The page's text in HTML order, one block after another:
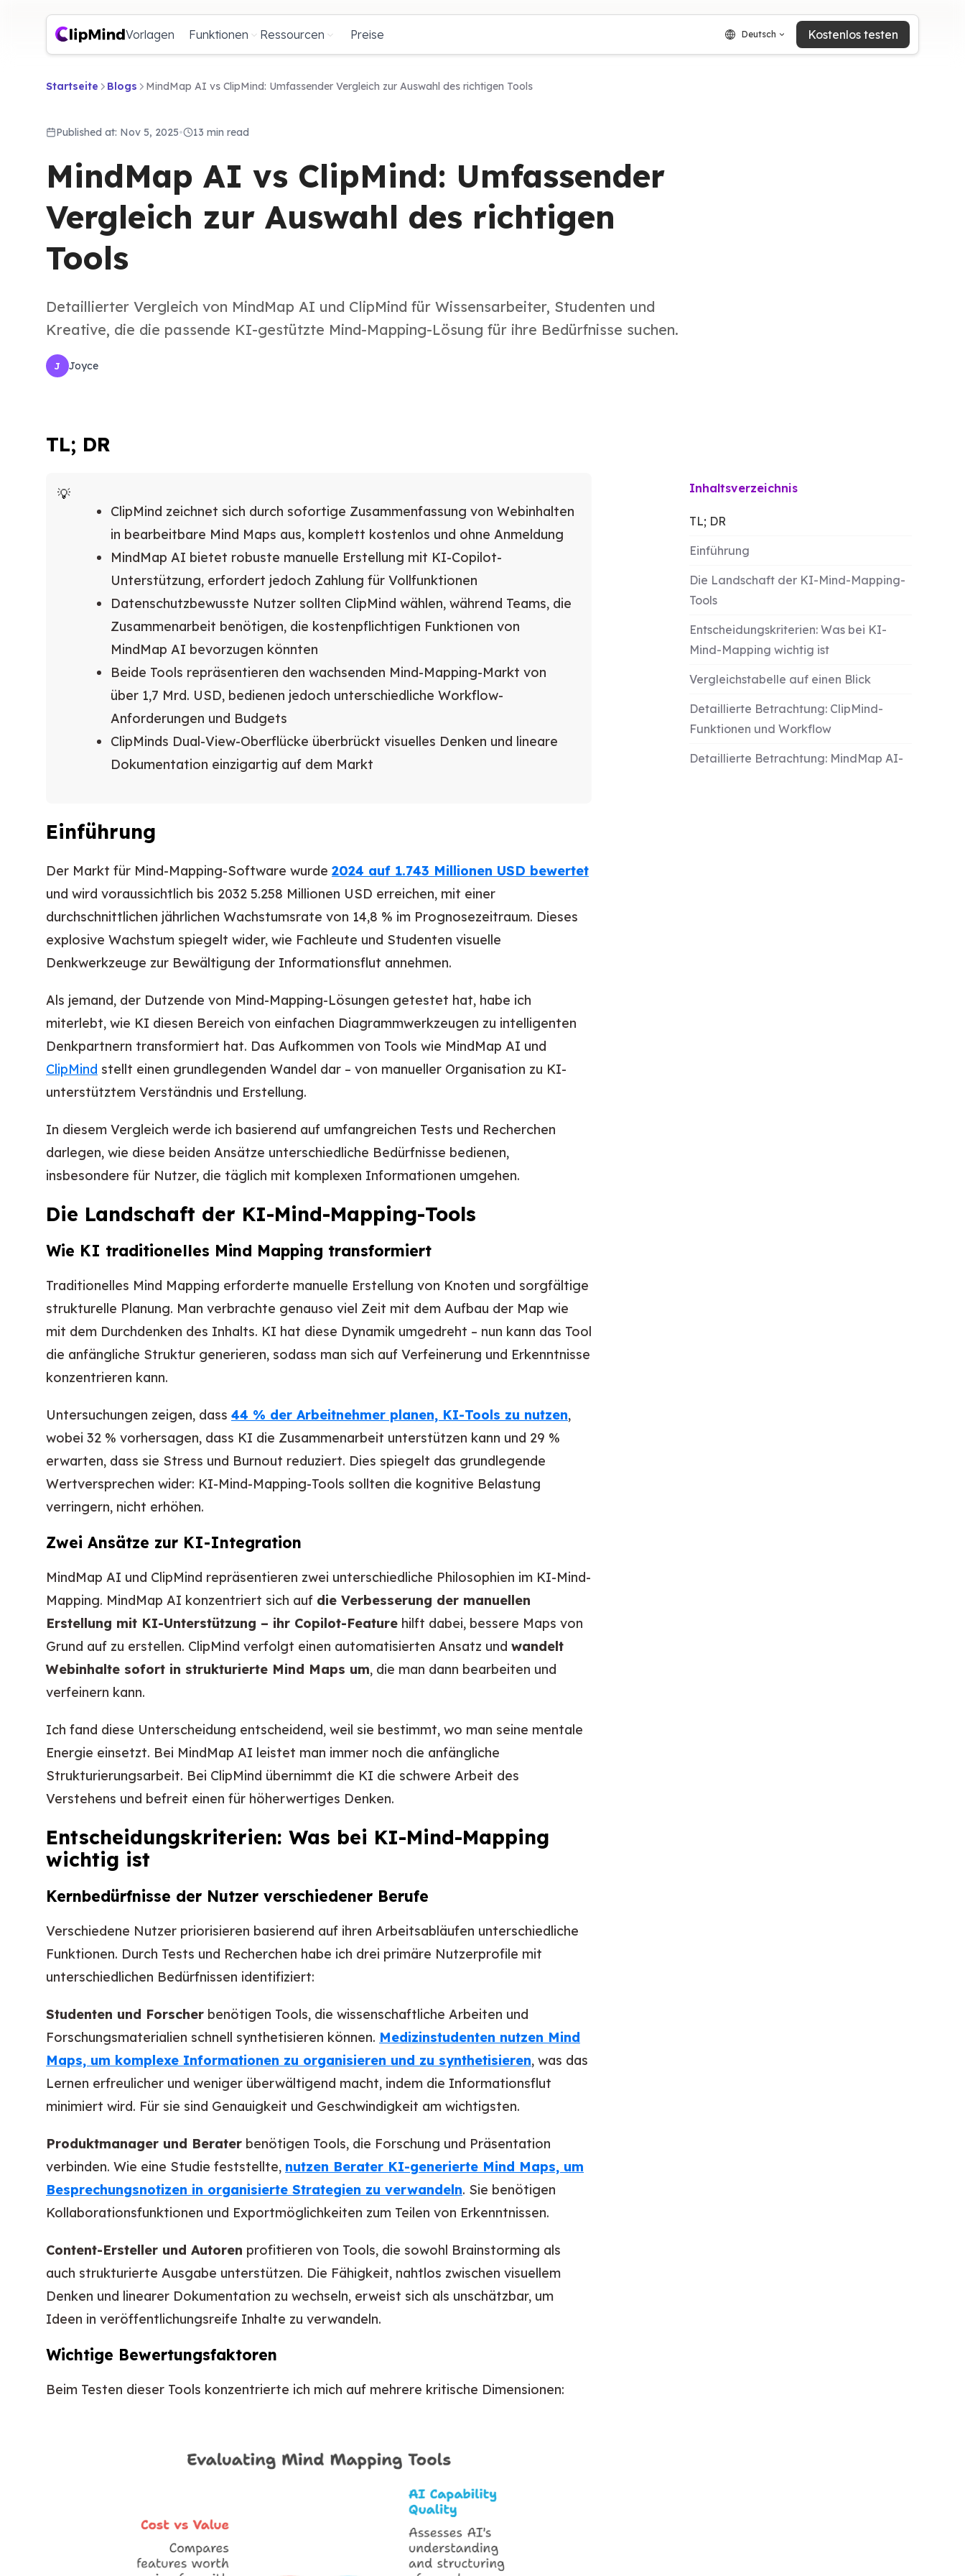
Vorlagen Funktionen Ressourcen Preise Deutsch Kostenlos testen
Startseite Blogs MindMap AI vs ClipMind: Umfassender Vergleich zur Auswahl des richtigen Tools
Published at: Nov 5, 2025• 13 min read
MindMap AI vs ClipMind: Umfassender
Vergleich zur Auswahl des richtigen
Tools
Detaillierter Vergleich von MindMap AI und ClipMind für Wissensarbeiter, Studenten und
Kreative, die die passende KI-gestützte Mind-Mapping-Lösung für ihre Bedürfnisse suchen.
J Joyce
TL; DR
ClipMind zeichnet sich durch sofortige Zusammenfassung von Webinhalten
in bearbeitbare Mind Maps aus, komplett kostenlos und ohne Anmeldung
MindMap AI bietet robuste manuelle Erstellung mit KI-Copilot-
Unterstützung, erfordert jedoch Zahlung für Vollfunktionen
Datenschutzbewusste Nutzer sollten ClipMind wählen, während Teams, die
Zusammenarbeit benötigen, die kostenpflichtigen Funktionen von
MindMap AI bevorzugen könnten
Beide Tools repräsentieren den wachsenden Mind-Mapping-Markt von
über 1,7 Mrd. USD, bedienen jedoch unterschiedliche Workflow-
Anforderungen und Budgets
ClipMinds Dual-View-Oberflücke überbrückt visuelles Denken und lineare
Dokumentation einzigartig auf dem Markt
Einführung
Der Markt für Mind-Mapping-Software wurde 2024 auf 1.743 Millionen USD bewertet
und wird voraussichtlich bis 2032 5.258 Millionen USD erreichen, mit einer
durchschnittlichen jährlichen Wachstumsrate von 14,8 % im Prognosezeitraum. Dieses
explosive Wachstum spiegelt wider, wie Fachleute und Studenten visuelle
Denkwerkzeuge zur Bewältigung der Informationsflut annehmen.
Als jemand, der Dutzende von Mind-Mapping-Lösungen getestet hat, habe ich
miterlebt, wie KI diesen Bereich von einfachen Diagrammwerkzeugen zu intelligenten
Denkpartnern transformiert hat. Das Aufkommen von Tools wie MindMap AI und
ClipMind stellt einen grundlegenden Wandel dar – von manueller Organisation zu KI-
unterstütztem Verständnis und Erstellung.
In diesem Vergleich werde ich basierend auf umfangreichen Tests und Recherchen
darlegen, wie diese beiden Ansätze unterschiedliche Bedürfnisse bedienen,
insbesondere für Nutzer, die täglich mit komplexen Informationen umgehen.
Die Landschaft der KI-Mind-Mapping-Tools
Wie KI traditionelles Mind Mapping transformiert
Traditionelles Mind Mapping erforderte manuelle Erstellung von Knoten und sorgfältige
strukturelle Planung. Man verbrachte genauso viel Zeit mit dem Aufbau der Map wie
mit dem Durchdenken des Inhalts. KI hat diese Dynamik umgedreht – nun kann das Tool
die anfängliche Struktur generieren, sodass man sich auf Verfeinerung und Erkenntnisse
konzentrieren kann.
Untersuchungen zeigen, dass 44 % der Arbeitnehmer planen, KI-Tools zu nutzen,
wobei 32 % vorhersagen, dass KI die Zusammenarbeit unterstützen kann und 29 %
erwarten, dass sie Stress und Burnout reduziert. Dies spiegelt das grundlegende
Wertversprechen wider: KI-Mind-Mapping-Tools sollten die kognitive Belastung
verringern, nicht erhöhen.
Zwei Ansätze zur KI-Integration
MindMap AI und ClipMind repräsentieren zwei unterschiedliche Philosophien im KI-Mind-
Mapping. MindMap AI konzentriert sich auf die Verbesserung der manuellen
Erstellung mit KI-Unterstützung – ihr Copilot-Feature hilft dabei, bessere Maps von
Grund auf zu erstellen. ClipMind verfolgt einen automatisierten Ansatz und wandelt
Webinhalte sofort in strukturierte Mind Maps um, die man dann bearbeiten und
verfeinern kann.
Ich fand diese Unterscheidung entscheidend, weil sie bestimmt, wo man seine mentale
Energie einsetzt. Bei MindMap AI leistet man immer noch die anfängliche
Strukturierungsarbeit. Bei ClipMind übernimmt die KI die schwere Arbeit des
Verstehens und befreit einen für höherwertiges Denken.
Entscheidungskriterien: Was bei KI-Mind-Mapping
wichtig ist
Kernbedürfnisse der Nutzer verschiedener Berufe
Verschiedene Nutzer priorisieren basierend auf ihren Arbeitsabläufen unterschiedliche
Funktionen. Durch Tests und Recherchen habe ich drei primäre Nutzerprofile mit
unterschiedlichen Bedürfnissen identifiziert:
Studenten und Forscher benötigen Tools, die wissenschaftliche Arbeiten und
Forschungsmaterialien schnell synthetisieren können. Medizinstudenten nutzen Mind
Maps, um komplexe Informationen zu organisieren und zu synthetisieren, was das
Lernen erfreulicher und weniger überwältigend macht, indem die Informationsflut
minimiert wird. Für sie sind Genauigkeit und Geschwindigkeit am wichtigsten.
Produktmanager und Berater benötigen Tools, die Forschung und Präsentation
verbinden. Wie eine Studie feststellte, nutzen Berater KI-generierte Mind Maps, um
Besprechungsnotizen in organisierte Strategien zu verwandeln. Sie benötigen
Kollaborationsfunktionen und Exportmöglichkeiten zum Teilen von Erkenntnissen.
Content-Ersteller und Autoren profitieren von Tools, die sowohl Brainstorming als
auch strukturierte Ausgabe unterstützen. Die Fähigkeit, nahtlos zwischen visuellem
Denken und linearer Dokumentation zu wechseln, erweist sich als unschätzbar, um
Ideen in veröffentlichungsreife Inhalte zu verwandeln.
Wichtige Bewertungsfaktoren
Beim Testen dieser Tools konzentrierte ich mich auf mehrere kritische Dimensionen:
Inhaltsverzeichnis
TL; DR
Einführung
Die Landschaft der KI-Mind-Mapping-
Tools
Entscheidungskriterien: Was bei KI-
Mind-Mapping wichtig ist
Vergleichstabelle auf einen Blick
Detaillierte Betrachtung: ClipMind-
Funktionen und Workflow
Detaillierte Betrachtung: MindMap AI-